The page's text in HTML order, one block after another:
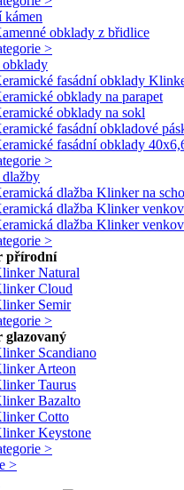
kámen
obklady z břidlice
>
fasádní obklady
obklady na parapet
obklady na sokl
fasádní obkladové
fasádní obklady
>
dlažba Klinker na
dlažba Klinker
dlažba Klinker
>
přírodní
Natural
Cloud
Semir
>
glazovaný
Scandiano
Arteon
Taurus
Bazalto
Cotto
Keystone
>
>